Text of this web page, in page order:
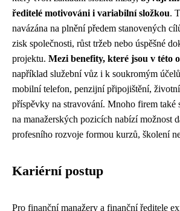
ředitelé motivováni i variabilní složkou.
navázána na plnění předem stanovených
zisk společnosti, růst tržeb nebo úspěšné
projektu. Mezi benefity, které jsou v této
například služební vůz i k soukromým
mobilní telefon, penzijní připojištění,
příspěvky na stravování. Mnoho firem také
na manažerských pozicích nabízí možnost
profesního rozvoje formou kurzů, školení
Kariérní postup
Pro finanční manažery a finanční ředitele